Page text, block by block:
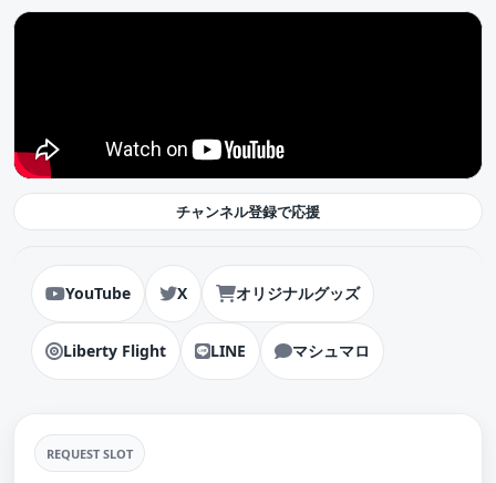
チャンネル登録で応援
YouTube X オリジナルグッズ
Liberty Flight LINE マシュマロ
REQUEST SLOT